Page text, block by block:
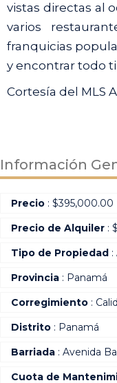
vistas directas al
varios
franquicias
y encontrar todo
Cortesía del MLS
Información
Precio : $395,000.00
Precio de Alquiler : $
Tipo de Propiedad
Provincia : Panamá
Corregimiento :
Distrito : Panamá
Barriada : Avenida
Cuota de